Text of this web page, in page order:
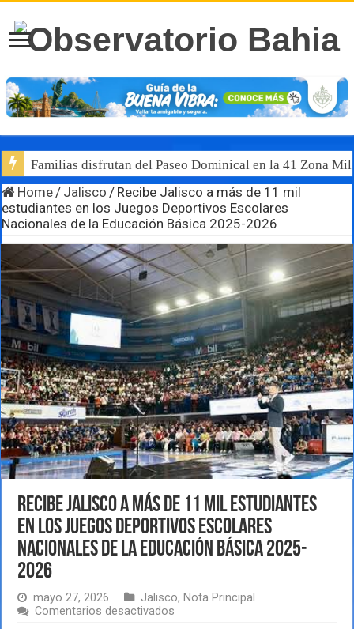
Familias disfrutan del Paseo Dominical en la 41 Zona
Home / Jalisco / Recibe Jalisco a más de 11 mil
estudiantes en los Juegos Deportivos Escolares
Nacionales de la Educación Básica 2025-2026
Recibe Jalisco a más de 11 mil estudiantes
en los Juegos Deportivos Escolares
Nacionales de la Educación Básica 2025-
2026
mayo 27, 2026 Jalisco, Nota Principal
Comentarios desactivados